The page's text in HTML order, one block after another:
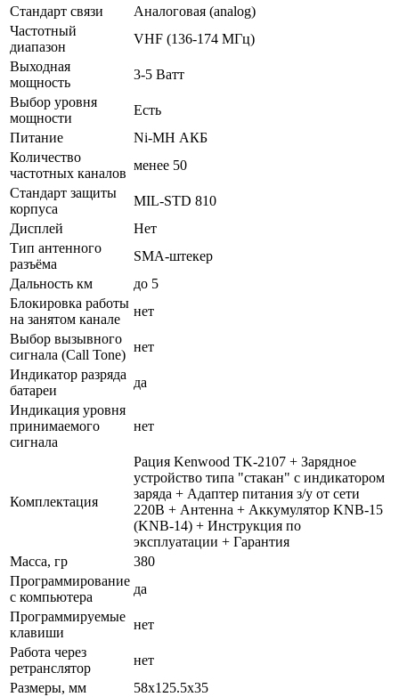
Стандарт связи
Аналоговая (analog)
Частотный
диапазон
VHF (136-174 МГц)
Выходная
мощность
3-5 Ватт
Выбор уровня
мощности
Есть
Питание
Ni-MH АКБ
Количество
частотных каналов
менее 50
Стандарт защиты
корпуса
MIL-STD 810
Дисплей
Нет
Тип антенного
разъёма
SMA-штекер
Дальность км
до 5
Блокировка работы
на занятом канале
нет
Выбор вызывного
сигнала (Call Tone)
нет
Индикатор разряда
батареи
да
Индикация уровня
принимаемого
сигнала
нет
Комплектация
Рация Kenwood TK-2107 + Зарядное
устройство типа "стакан" с индикатором
заряда + Адаптер питания з/у от сети
220В + Антенна + Аккумулятор KNB-15
(KNB-14) + Инструкция по
эксплуатации + Гарантия
Масса, гр
380
Программирование
с компьютера
да
Программируемые
клавиши
нет
Работа через
ретранслятор
нет
Размеры, мм
58x125.5x35